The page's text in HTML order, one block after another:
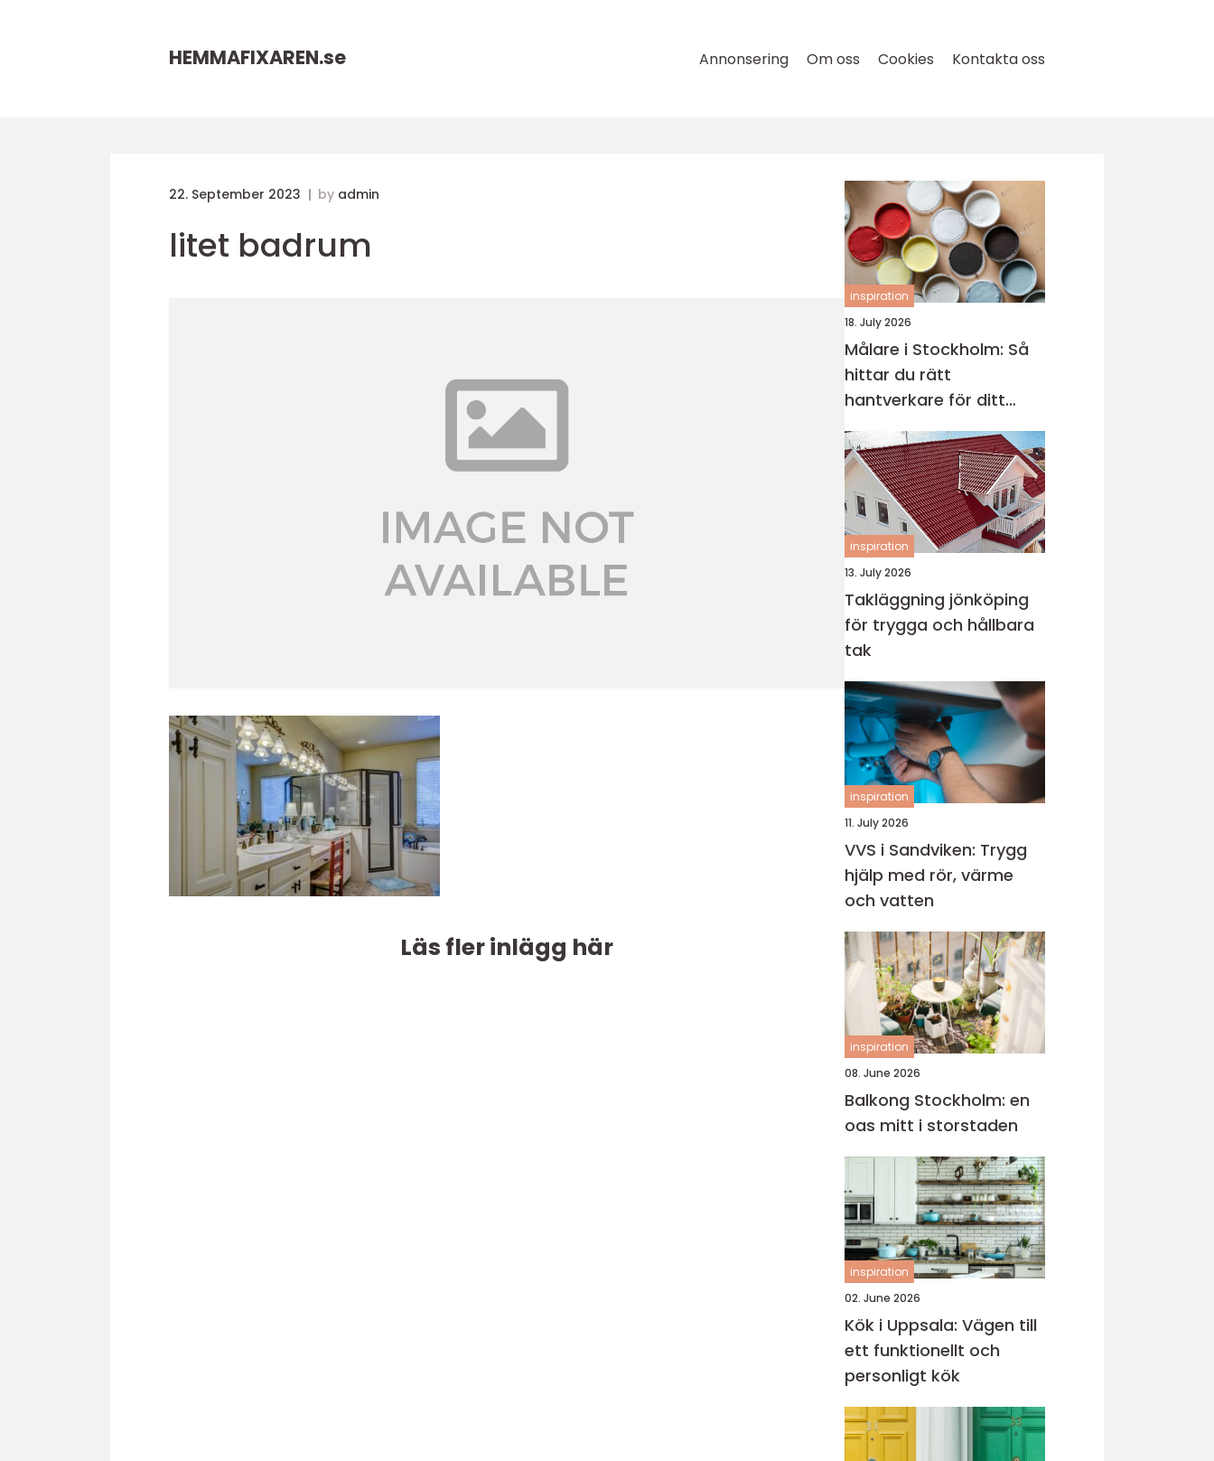
HEMMAFIXAREN.se Annonsering Om oss Cookies Kontakta oss
22. September 2023 by admin
litet badrum
Läs fler inlägg här
inspiration
18. July 2026
Målare i Stockholm: Så
hittar du rätt
hantverkare för ditt
projekt
inspiration
13. July 2026
Takläggning jönköping
för trygga och hållbara
tak
inspiration
11. July 2026
VVS i Sandviken: Trygg
hjälp med rör, värme
och vatten
inspiration
08. June 2026
Balkong Stockholm: en
oas mitt i storstaden
inspiration
02. June 2026
Kök i Uppsala: Vägen till
ett funktionellt och
personligt kök